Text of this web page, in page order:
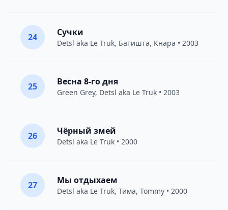
24 Сучки
Detsl aka Le Truk, Батишта, Кнара • 2003
25 Весна 8-го дня
Green Grey, Detsl aka Le Truk • 2003
26 Чёрный змей
Detsl aka Le Truk • 2000
27 Мы отдыхаем
Detsl aka Le Truk, Тима, Tommy • 2000